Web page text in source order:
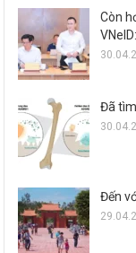
Còn
Đã
Đến